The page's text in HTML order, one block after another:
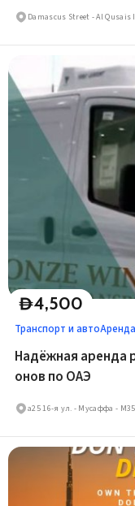
Damascus Street - Al Qusais
D4,500
Транспорт и авто
Надёжная аренда
онов по ОАЭ